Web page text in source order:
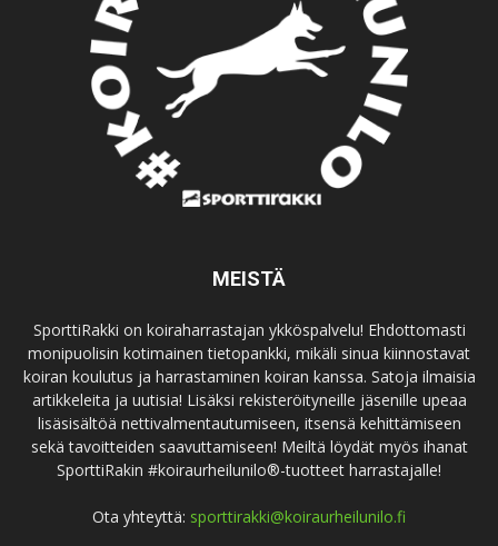
MEISTÄ
SporttiRakki on koiraharrastajan ykköspalvelu! Ehdottomasti
monipuolisin kotimainen tietopankki, mikäli sinua kiinnostavat
koiran koulutus ja harrastaminen koiran kanssa. Satoja ilmaisia
artikkeleita ja uutisia! Lisäksi rekisteröityneille jäsenille upeaa
lisäsisältöä nettivalmentautumiseen, itsensä kehittämiseen
sekä tavoitteiden saavuttamiseen! Meiltä löydät myös ihanat
SporttiRakin #koiraurheilunilo®-tuotteet harrastajalle!
Ota yhteyttä: sporttirakki@koiraurheilunilo.fi